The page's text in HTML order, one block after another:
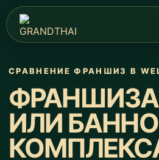
СРАВНЕНИЕ ФРАНШИЗ В
ИЛИ